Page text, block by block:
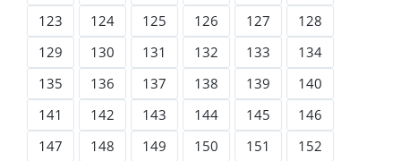
123
124 125 126 127
128
129
130 131 132 133
134
135
136 137 138 139
140
141
142 143 144 145
146
147
148 149 150 151
152